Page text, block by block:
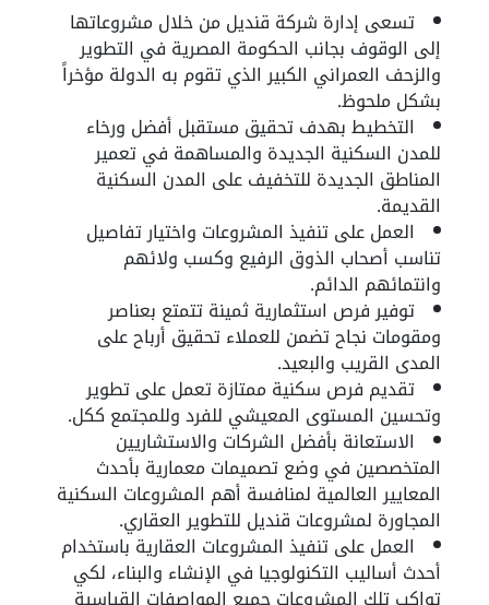
تسعى إدارة شركة قنديل من خلال مشروعاتها
إلى الوقوف بجانب الحكومة المصرية في التطوير
والزحف العمراني الكبير الذي تقوم به الدولة مؤخراً
بشكل ملحوظ.
التخطيط بهدف تحقيق مستقبل أفضل ورخاء
للمدن السكنية الجديدة والمساهمة في تعمير
المناطق الجديدة للتخفيف على المدن السكنية
القديمة.
العمل على تنفيذ المشروعات واختيار تفاصيل
تناسب أصحاب الذوق الرفيع وكسب ولائهم
وانتمائهم الدائم.
توفير فرص استثمارية ثمينة تتمتع بعناصر
ومقومات نجاح تضمن للعملاء تحقيق أرباح على
المدى القريب والبعيد.
تقديم فرص سكنية ممتازة تعمل على تطوير
وتحسين المستوى المعيشي للفرد وللمجتمع ككل.
الاستعانة بأفضل الشركات والاستشاريين
المتخصصين في وضع تصميمات معمارية بأحدث
المعايير العالمية لمنافسة أهم المشروعات السكنية
المجاورة لمشروعات قنديل للتطوير العقاري.
العمل على تنفيذ المشروعات العقارية باستخدام
أحدث أساليب التكنولوجيا في الإنشاء والبناء، لكي